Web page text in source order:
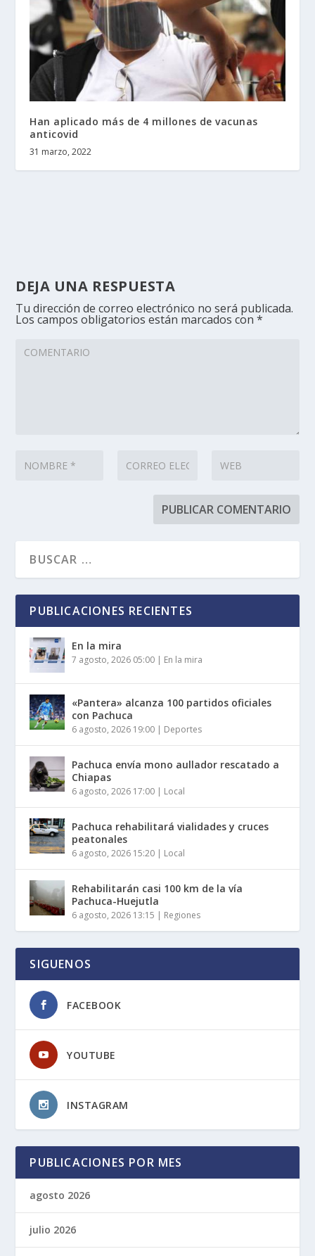
Han aplicado más de 4 millones de vacunas
anticovid
31 marzo, 2022
DEJA UNA RESPUESTA
Tu dirección de correo electrónico no será publicada.
Los campos obligatorios están marcados con*
PUBLICACIONES RECIENTES
En la mira
7 agosto, 2026 05:00 | En la mira
«Pantera» alcanza 100 partidos oficiales
con Pachuca
6 agosto, 2026 19:00 | Deportes
Pachuca envía mono aullador rescatado a
Chiapas
6 agosto, 2026 17:00 | Local
Pachuca rehabilitará vialidades y cruces
peatonales
6 agosto, 2026 15:20 | Local
Rehabilitarán casi 100 km de la vía
Pachuca-Huejutla
6 agosto, 2026 13:15 | Regiones
SIGUENOS
FACEBOOK
YOUTUBE
INSTAGRAM
PUBLICACIONES POR MES
agosto 2026
julio 2026